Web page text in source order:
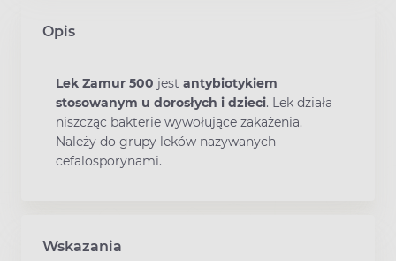
Opis
Lek Zamur 500 jest antybiotykiem
stosowanym u dorosłych i dzieci. Lek działa
niszcząc bakterie wywołujące zakażenia.
Należy do grupy leków nazywanych
cefalosporynami.
Wskazania